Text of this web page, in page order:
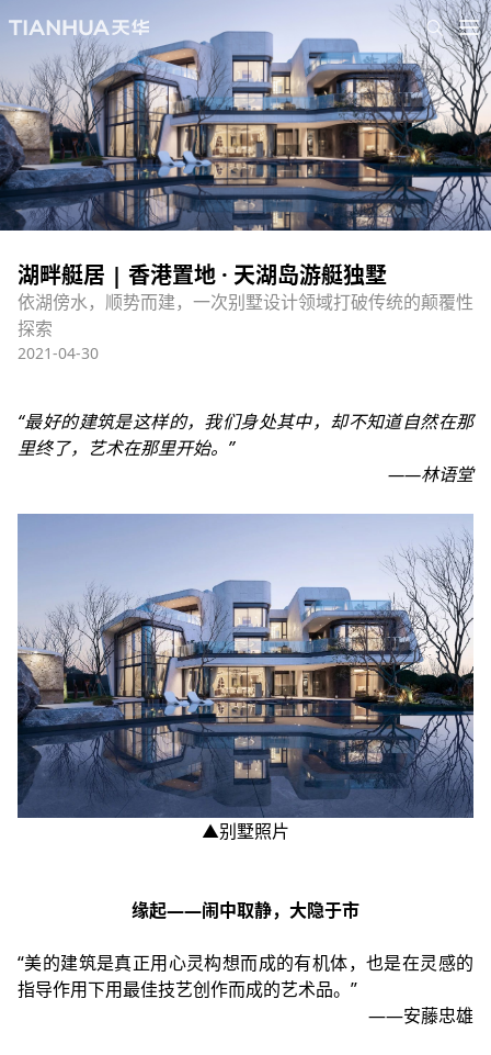
湖畔艇居 | 香港置地 · 天湖岛游艇独墅
依湖傍水，顺势而建，一次别墅设计领域打破传统的颠覆性
探索
2021-04-30
“最好的建筑是这样的，我们身处其中，却不知道自然在那
里终了，艺术在那里开始。”
——林语堂
▲别墅照片
缘起——闹中取静，大隐于市
“美的建筑是真正用心灵构想而成的有机体，也是在灵感的
指导作用下用最佳技艺创作而成的艺术品。”
——安藤忠雄